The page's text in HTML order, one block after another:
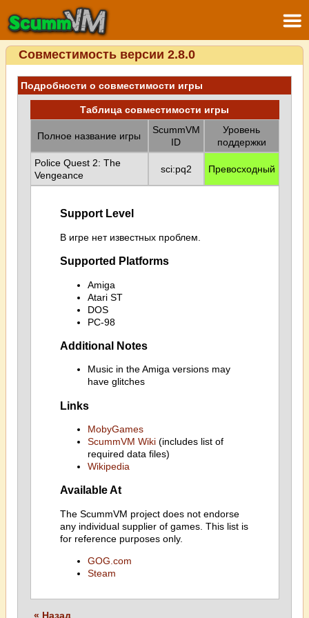
Совместимость версии 2.8.0
Подробности о совместимости игры
Таблица совместимости игры
Полное название игры
ScummVM
ID
Уровень
поддержки
Police Quest 2: The
Vengeance
sci:pq2 Превосходный
Support Level
В игре нет известных проблем.
Supported Platforms
Amiga
Atari ST
DOS
PC-98
Additional Notes
Music in the Amiga versions may
have glitches
Links
MobyGames
ScummVM Wiki(includes list of
required data files)
Wikipedia
Available At
The ScummVM project does not endorse
any individual supplier of games. This list is
for reference purposes only.
GOG.com
Steam
« Назад